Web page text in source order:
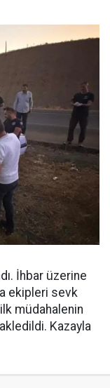
İhbar üzerine
ekipleri sevk
müdahalenin
Kazayla